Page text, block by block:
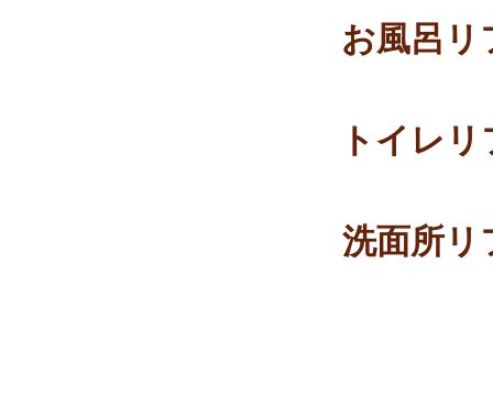
お風呂リ
トイレ
洗面所リ